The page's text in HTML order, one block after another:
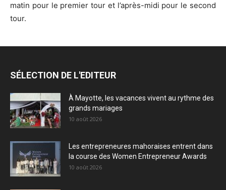
matin pour le premier tour et l’après-midi pour le second
tour.
SÉLECTION DE L'EDITEUR
À Mayotte, les vacances vivent au rythme des
grands mariages
10 août 2026
Les entrepreneures mahoraises entrent dans
la course des Women Entrepreneur Awards
10 août 2026